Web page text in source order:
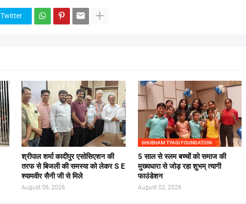
Twitter
श्रीपाल शर्मा कादीपुर एसोसिएशन की
तरफ से बिजली की समस्या को लेकर S E
श्यामवीर सैनी जी से मिले
August 06, 2026
SHUBHAM TYAGI FOUNDATION
5 साल से स्लम बच्चों को समाज की
मुख्यधारा से जोड़ रहा शुभम् त्यागी
फाउंडेशन
August 02, 2026